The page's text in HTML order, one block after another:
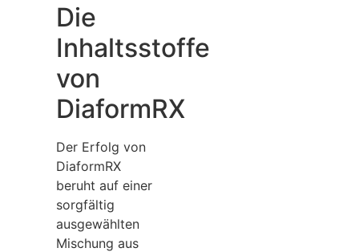
Die
Inhaltsstoffe
von
DiaformRX
Der Erfolg von
DiaformRX
beruht auf einer
sorgfältig
ausgewählten
Mischung aus